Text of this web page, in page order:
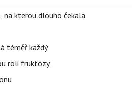
na kterou dlouho čekala
téměř každý
roli fruktózy